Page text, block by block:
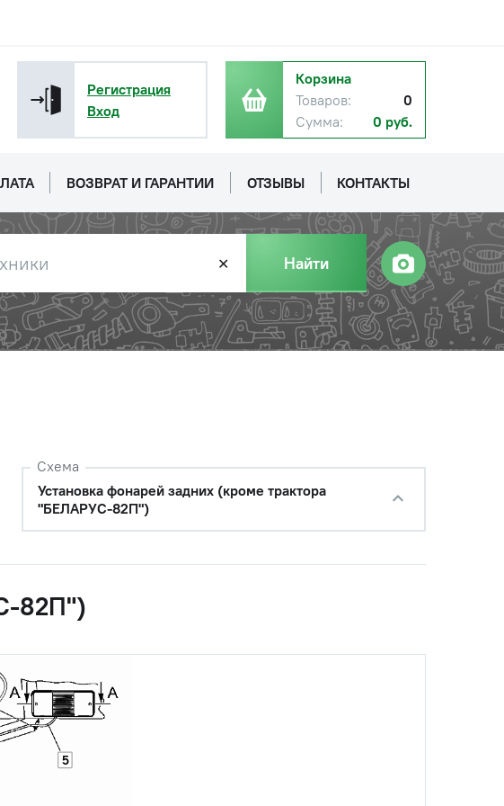
Регистрация
Вход
Корзина
Товаров:
0
Сумма:
0 руб.
ВОЗВРАТ И ГАРАНТИИ ОТЗЫВЫ КОНТАКТЫ
✕ Найти
Схема
Установка фонарей задних (кроме трактора
"БЕЛАРУС-82П")
82П")
5